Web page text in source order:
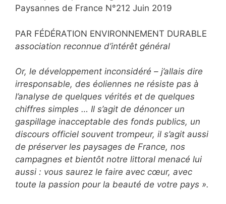
Paysannes de France N°212 Juin 2019
PAR FÉDÉRATION ENVIRONNEMENT DURABLE
association reconnue d’intérêt général
Or, le développement inconsidéré – j’allais dire
irresponsable, des éoliennes ne résiste pas à
l’analyse de quelques vérités et de quelques
chiffres simples … Il s’agit de dénoncer un
gaspillage inacceptable des fonds publics, un
discours officiel souvent trompeur, il s’agit aussi
de préserver les paysages de France, nos
campagnes et bientôt notre littoral menacé lui
aussi : vous saurez le faire avec cœur, avec
toute la passion pour la beauté de votre pays ».